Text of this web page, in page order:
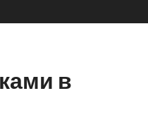
в